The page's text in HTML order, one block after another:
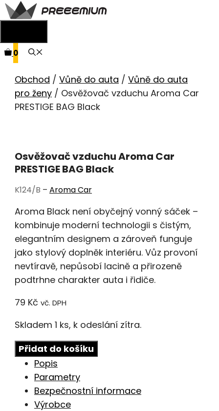
Přeskočit
na
0
Obchod / Vůně do auta / Vůně do auta
pro ženy / Osvěžovač vzduchu Aroma Car
PRESTIGE BAG Black
Osvěžovač vzduchu Aroma Car
PRESTIGE BAG Black
K124/B – Aroma Car
Aroma Black není obyčejný vonný sáček –
kombinuje moderní technologii s čistým,
elegantním designem a zároveň funguje
jako stylový doplněk interiéru. Vůz provoní
nevtíravě, nepůsobí lacině a přirozeně
podtrhne charakter auta i řidiče.
79 Kč vč. DPH
Skladem 1 ks, k odeslání zítra.
Osvěžovač
vzduchu
Aroma
Car
PRESTIGE
Přidat do košíku
Popis
Parametry
Bezpečnostní informace
Výrobce